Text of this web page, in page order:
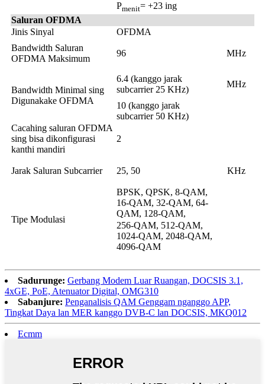
Pmenit= +23 ing
Saluran OFDMA
Jinis Sinyal
OFDMA
Bandwidth Saluran
OFDMA Maksimum
96 MHz
Bandwidth Minimal sing
Digunakake OFDMA
6.4 (kanggo jarak
subcarrier 25 KHz)
MHz
10 (kanggo jarak
subcarrier 50 KHz)
Cacahing saluran OFDMA
sing bisa dikonfigurasi
kanthi mandiri
2
Jarak Saluran Subcarrier 25, 50 KHz
Tipe Modulasi
BPSK, QPSK, 8-QAM,
16-QAM, 32-QAM, 64-
QAM, 128-QAM,
256-QAM, 512-QAM,
1024-QAM, 2048-QAM,
4096-QAM
Sadurunge: Gerbang Modem Luar Ruangan, DOCSIS 3.1,
4xGE, PoE, Atenuator Digital, OMG310
Sabanjure: Penganalisis QAM Genggam nganggo APP,
Tingkat Daya lan MER kanggo DVB-C lan DOCSIS, MKQ012
Ecmm